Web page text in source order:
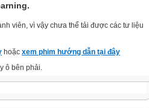
viên, vì vậy chưa thể tải được các tư liệu
hoặc xem phim hướng dẫn tại đây
ô bên phải.